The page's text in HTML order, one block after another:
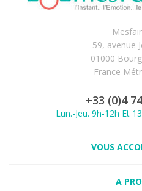
59, avenue
01000
France
+33 (0)4
Lun.-Jeu. 9h-12h Et
VOUS
A